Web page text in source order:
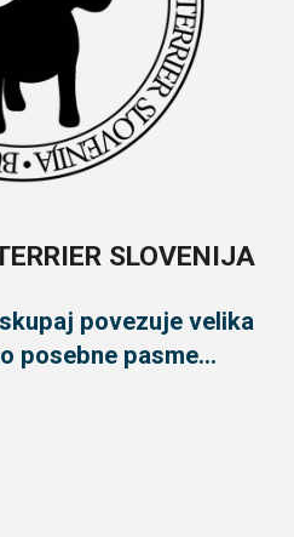
SLOVENIJA
povezuje velika
posebne pasme...